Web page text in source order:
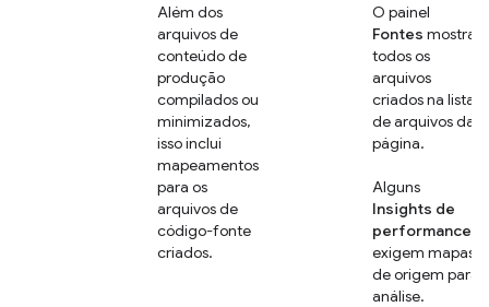
Além dos
arquivos de
conteúdo de
produção
compilados ou
minimizados,
isso inclui
mapeamentos
para os
arquivos de
código-fonte
criados.
O painel
Fontes mostra
todos os
arquivos
criados na lista
de arquivos da
página.
Alguns
Insights de
performance
exigem mapas
de origem para
análise.